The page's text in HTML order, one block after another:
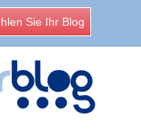
Sie Ihr Blog